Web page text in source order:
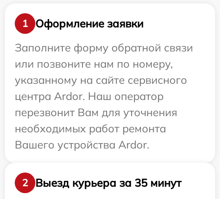
1
Оформление заявки
Заполните форму обратной связи
или позвоните нам по номеру,
указанному на сайте сервисного
центра Ardor. Наш оператор
перезвонит Вам для уточнения
необходимых работ ремонта
Вашего устройства Ardor.
2 Выезд курьера за 35 минут